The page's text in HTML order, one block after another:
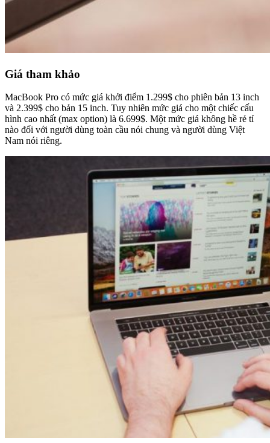
Giá tham khảo
MacBook Pro có mức giá khởi điểm 1.299$ cho phiên bản 13 inch
và 2.399$ cho bản 15 inch. Tuy nhiên mức giá cho một chiếc cấu
hình cao nhất (max option) là 6.699$. Một mức giá không hề rẻ tí
nào đối với người dùng toàn cầu nói chung và người dùng Việt
Nam nói riêng.